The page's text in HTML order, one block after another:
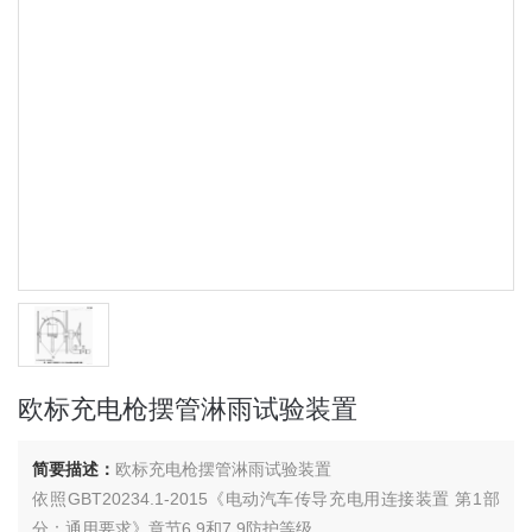
欧标充电枪摆管淋雨试验装置
简要描述： 欧标充电枪摆管淋雨试验装置
依照GBT20234.1-2015《电动汽车传导充电用连接装置 第1部